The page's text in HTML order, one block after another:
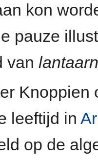
kon
pauze
van
leeftijd in
op de